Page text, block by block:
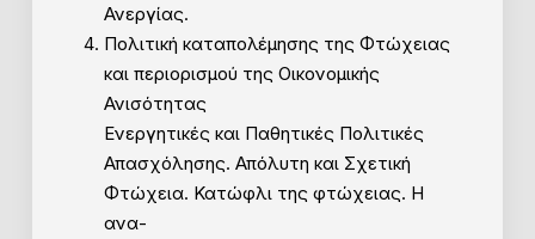
Ανεργίας.
Πολιτική καταπολέμησης της Φτώχειας
και περιορισμού της Οικονομικής
Ανισότητας
Ενεργητικές και Παθητικές Πολιτικές
Απασχόλησης. Απόλυτη και Σχετική
Φτώχεια. Κατώφλι της φτώχειας. Η
ανα-